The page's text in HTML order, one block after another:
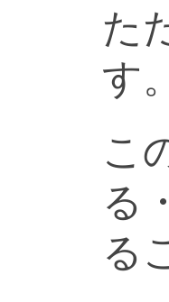
た
す。
こ
る
る